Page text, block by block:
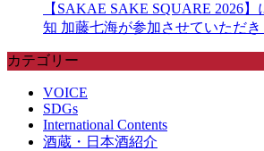
【SAKAE SAKE SQUARE 2026】
知 加藤七海が参加させていただき
カテゴリー
VOICE
SDGs
International Contents
酒蔵・日本酒紹介